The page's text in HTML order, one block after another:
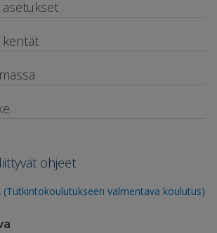
kentät
ohjeet
(Tutkintokoulutukseen valmentava koulutus)